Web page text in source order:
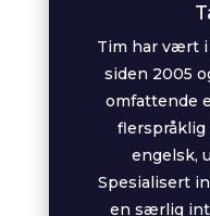
Tim har vært
siden 2005
omfattende
flerspråklig
engelsk,
Spesialisert
en særlig